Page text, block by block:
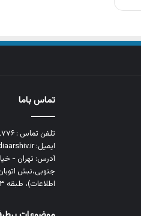
تماس باما
تلفن تماس : ۰۲۱۷۱۰۵۸۷۷۶
ایمیل: info@mediaarshiv.ir
آدرس: تهران -
اطلاعات)، طبقه ۱۳